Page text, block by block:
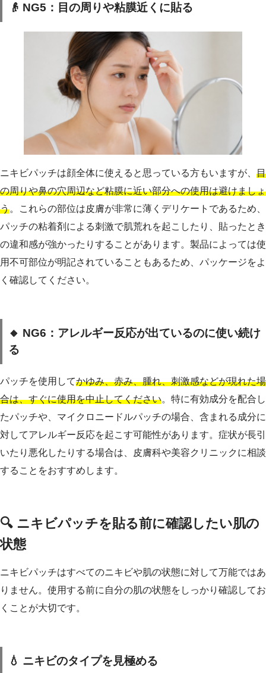
👴 NG5：目の周りや粘膜近くに貼る
ニキビパッチは顔全体に使えると思っている方もいますが、 目
の周りや鼻の穴周辺など粘膜に近い部分への使用は避けましょ
う。これらの部位は皮膚が非常に薄くデリケートであるため、
パッチの粘着剤による刺激で肌荒れを起こしたり、貼ったとき
の違和感が強かったりすることがあります。製品によっては使
用不可部位が明記されていることもあるため、パッケージをよ
く確認してください。
🔸 NG6：アレルギー反応が出ているのに使い続け
る
パッチを使用してかゆみ、赤み、腫れ、刺激感などが現れた場
合は、すぐに使用を中止してください。特に有効成分を配合し
たパッチや、マイクロニードルパッチの場合、含まれる成分に
対してアレルギー反応を起こす可能性があります。症状が長引
いたり悪化したりする場合は、皮膚科や美容クリニックに相談
することをおすすめします。
🔍 ニキビパッチを貼る前に確認したい肌の
状態
ニキビパッチはすべてのニキビや肌の状態に対して万能ではあ
りません。使用する前に自分の肌の状態をしっかり確認してお
くことが大切です。
💧 ニキビのタイプを見極める